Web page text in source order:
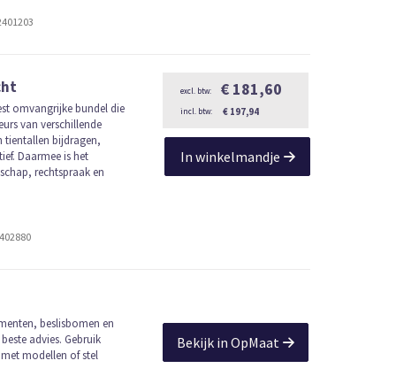
omvangrijke bundel die
van verschillende
tientallen bijdragen,
Daarmee is het
rechtspraak en
€ 181,60
€ 197,94
In winkelmandje
beslisbomen en
advies. Gebruik
modellen of stel
Bekijk in OpMaat